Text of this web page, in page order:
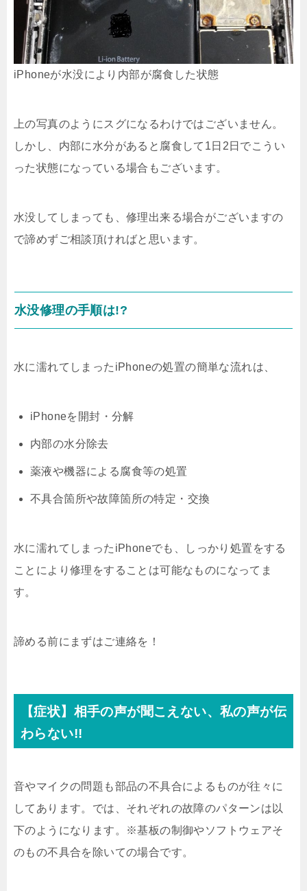
iPhoneが水没により内部が腐食した状態
上の写真のようにスグになるわけではございません。
しかし、内部に水分があると腐食して1日2日でこうい
った状態になっている場合もございます。
水没してしまっても、修理出来る場合がございますの
で諦めずご相談頂ければと思います。
水没修理の手順は!?
水に濡れてしまったiPhoneの処置の簡単な流れは、
iPhoneを開封・分解
内部の水分除去
薬液や機器による腐食等の処置
不具合箇所や故障箇所の特定・交換
水に濡れてしまったiPhoneでも、しっかり処置をする
ことにより修理をすることは可能なものになってま
す。
諦める前にまずはご連絡を！
【症状】相手の声が聞こえない、私の声が伝
わらない!!
音やマイクの問題も部品の不具合によるものが往々に
してあります。では、それぞれの故障のパターンは以
下のようになります。※基板の制御やソフトウェアそ
のもの不具合を除いての場合です。